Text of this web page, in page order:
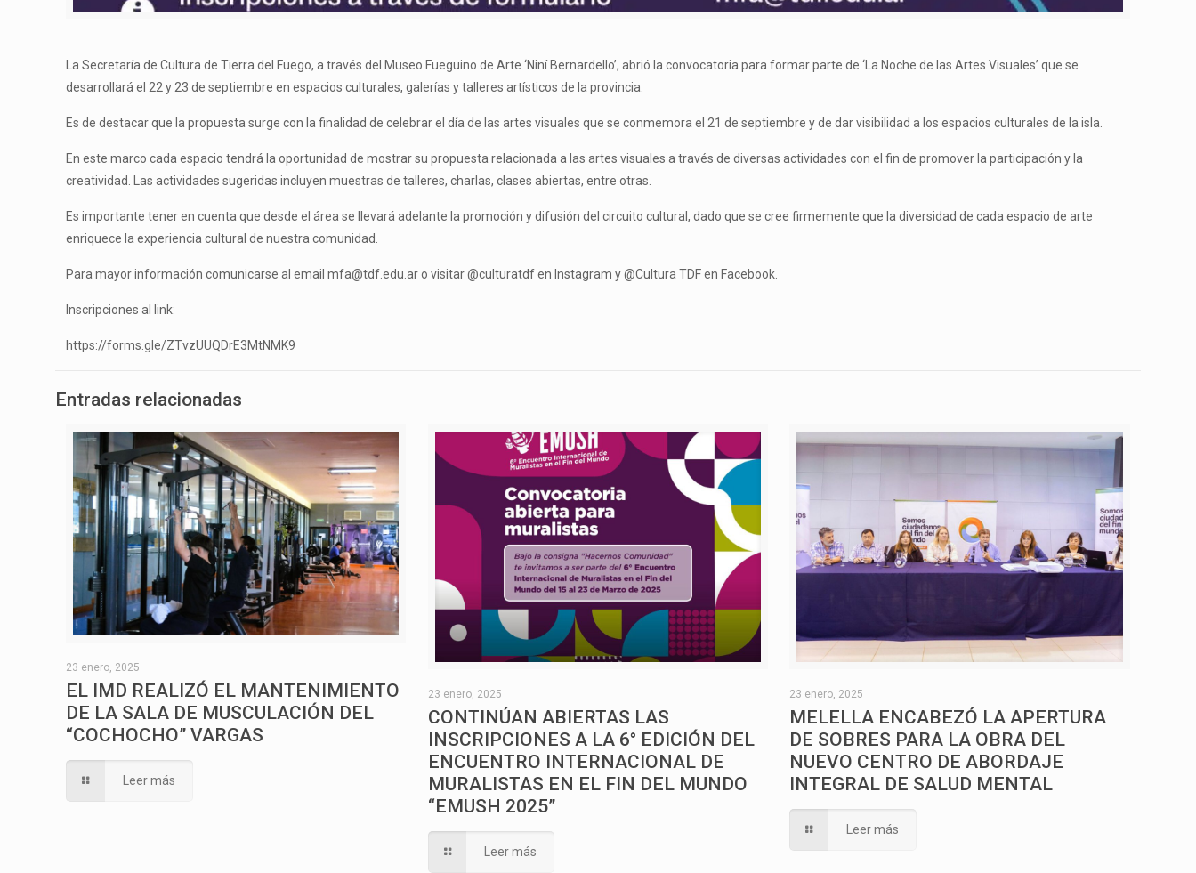
La Secretaría de Cultura de Tierra del Fuego, a través del Museo Fueguino de Arte ‘Niní Bernardello’, abrió la convocatoria para formar parte de ‘La Noche de las Artes Visuales’ que se
desarrollará el 22 y 23 de septiembre en espacios culturales, galerías y talleres artísticos de la provincia.
Es de destacar que la propuesta surge con la finalidad de celebrar el día de las artes visuales que se conmemora el 21 de septiembre y de dar visibilidad a los espacios culturales de la isla.
En este marco cada espacio tendrá la oportunidad de mostrar su propuesta relacionada a las artes visuales a través de diversas actividades con el fin de promover la participación y la
creatividad. Las actividades sugeridas incluyen muestras de talleres, charlas, clases abiertas, entre otras.
Es importante tener en cuenta que desde el área se llevará adelante la promoción y difusión del circuito cultural, dado que se cree firmemente que la diversidad de cada espacio de arte
enriquece la experiencia cultural de nuestra comunidad.
Para mayor información comunicarse al email mfa@tdf.edu.ar o visitar @culturatdf en Instagram y @Cultura TDF en Facebook.
Inscripciones al link:
https://forms.gle/ZTvzUUQDrE3MtNMK9
Entradas relacionadas
23 enero, 2025
EL IMD REALIZÓ EL MANTENIMIENTO
DE LA SALA DE MUSCULACIÓN DEL
“COCHOCHO” VARGAS
Leer más
23 enero, 2025
CONTINÚAN ABIERTAS LAS
INSCRIPCIONES A LA 6° EDICIÓN DEL
ENCUENTRO INTERNACIONAL DE
MURALISTAS EN EL FIN DEL MUNDO
“EMUSH 2025”
Leer más
23 enero, 2025
MELELLA ENCABEZÓ LA APERTURA
DE SOBRES PARA LA OBRA DEL
NUEVO CENTRO DE ABORDAJE
INTEGRAL DE SALUD MENTAL
Leer más